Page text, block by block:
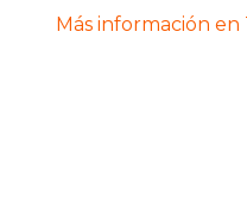
Más información en